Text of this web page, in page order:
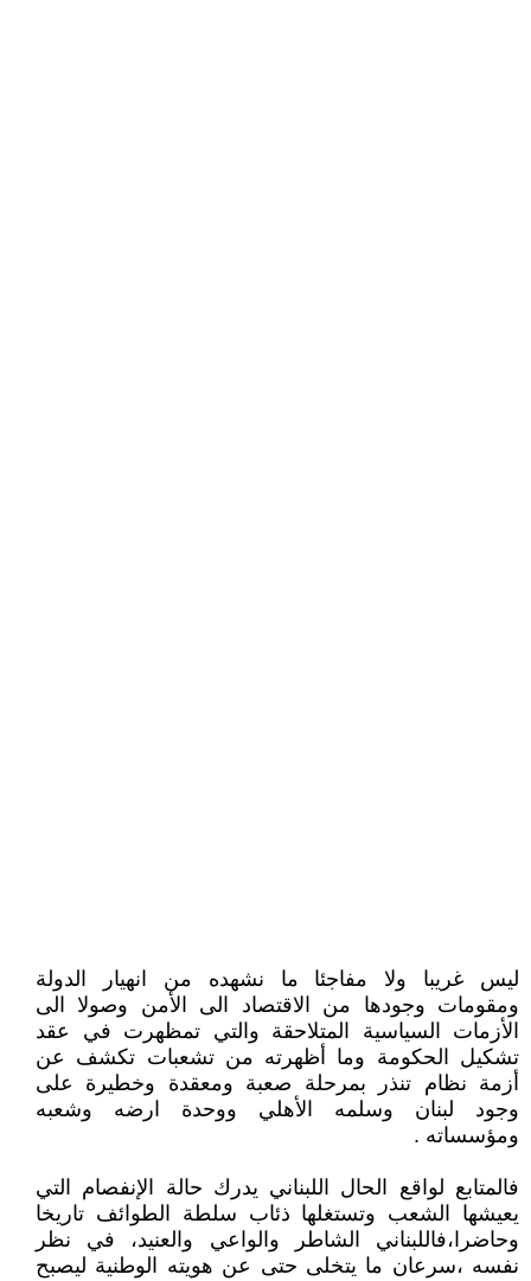
ليس غريبا ولا مفاجئا ما نشهده من انهيار الدولة
ومقومات وجودها من الاقتصاد الى الأمن وصولا الى
الأزمات السياسية المتلاحقة والتي تمظهرت في عقد
تشكيل الحكومة وما أظهرته من تشعبات تكشف عن
أزمة نظام تنذر بمرحلة صعبة ومعقدة وخطيرة على
وجود لبنان وسلمه الأهلي ووحدة ارضه وشعبه
ومؤسساته .
فالمتابع لواقع الحال اللبناني يدرك حالة الإنفصام التي
يعيشها الشعب وتستغلها ذئاب سلطة الطوائف تاريخا
وحاضرا،فاللبناني الشاطر والواعي والعنيد، في نظر
نفسه ،سرعان ما يتخلى حتى عن هويته الوطنية ليصبح